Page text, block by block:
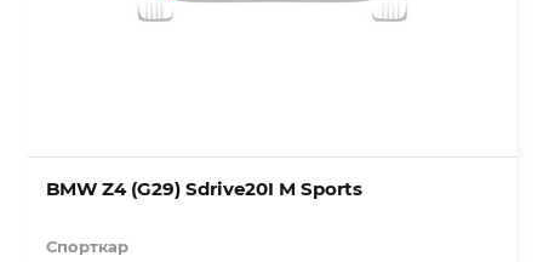
BMW Z4 (G29) Sdrive20I M Sports
Спорткар